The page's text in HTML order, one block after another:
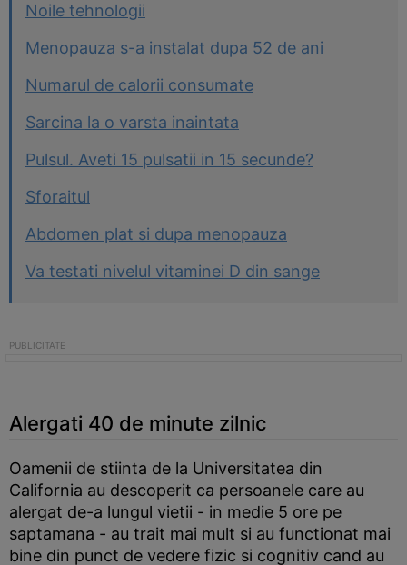
Noile tehnologii
Menopauza s-a instalat dupa 52 de ani
Numarul de calorii consumate
Sarcina la o varsta inaintata
Pulsul. Aveti 15 pulsatii in 15 secunde?
Sforaitul
Abdomen plat si dupa menopauza
Va testati nivelul vitaminei D din sange
Alergati 40 de minute zilnic
Oamenii de stiinta de la Universitatea din
California au descoperit ca persoanele care au
alergat de-a lungul vietii - in medie 5 ore pe
saptamana - au trait mai mult si au functionat mai
bine din punct de vedere fizic si cognitiv cand au